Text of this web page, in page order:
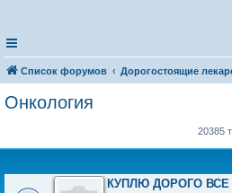
Список форумов Дорогостоящие
Онкология
20385
КУПЛЮ ДОРОГО ВСЕ